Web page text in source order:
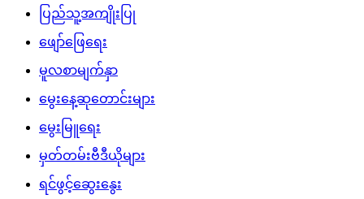
ပြည်သူ့အကျိုးပြု
ဖျော်ဖြေရေး
မူလစာမျက်နှာ
မွေးနေ့ဆုတောင်းများ
မွေးမြူရေး
မှတ်တမ်းဗီဒီယိုများ
ရင်ဖွင့်ဆွေးနွေး